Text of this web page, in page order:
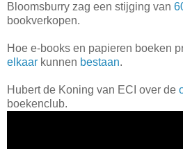
Bloomsburry zag een stijging van
bookverkopen.
Hoe e-books en papieren boeken
elkaar kunnen bestaan.
Hubert de Koning van ECI over de
boekenclub.